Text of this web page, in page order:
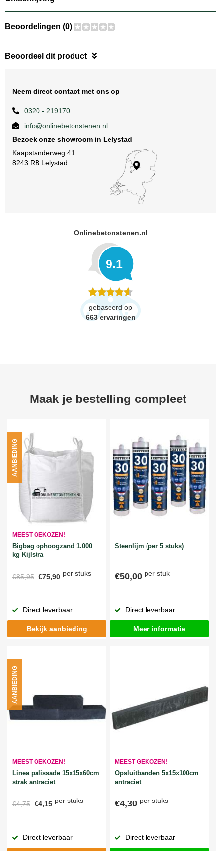
Beoordelingen (0)
Beoordeel dit product
Neem direct contact met ons op
0320 - 219170
info@onlinebetonstenen.nl
Bezoek onze showroom in Lelystad
Kaapstanderweg 41
8243 RB Lelystad
Onlinebetonstenen.nl
9.1
gebaseerd op
663 ervaringen
Maak je bestelling compleet
MEEST GEKOZEN!
Bigbag ophoogzand 1.000
kg Kijlstra
€85,95 €75,90 per stuks
AANBIEDING
Direct leverbaar
Bekijk aanbieding
Steenlijm (per 5 stuks)
€50,00 per stuk
Direct leverbaar
Meer informatie
MEEST GEKOZEN!
Linea palissade 15x15x60cm
strak antraciet
€4,75 €4,15 per stuks
AANBIEDING
Direct leverbaar
MEEST GEKOZEN!
Opsluitbanden 5x15x100cm
antraciet
€4,30 per stuks
Direct leverbaar